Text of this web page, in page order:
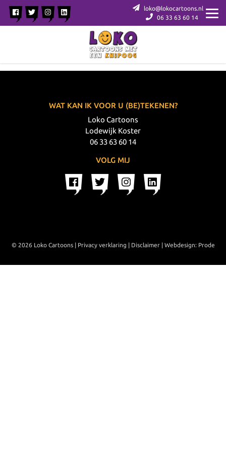
loko@lokocartoons.nl
06 33 63 60 14
WAT KAN IK VOOR U (BE)TEKENEN?
Loko Cartoons
Lodewijk Koster
06 33 63 60 14
VOLG MIJ
© 2026 Loko Cartoons | Privacy verklaring | Disclaimer| Webdesign: Prode